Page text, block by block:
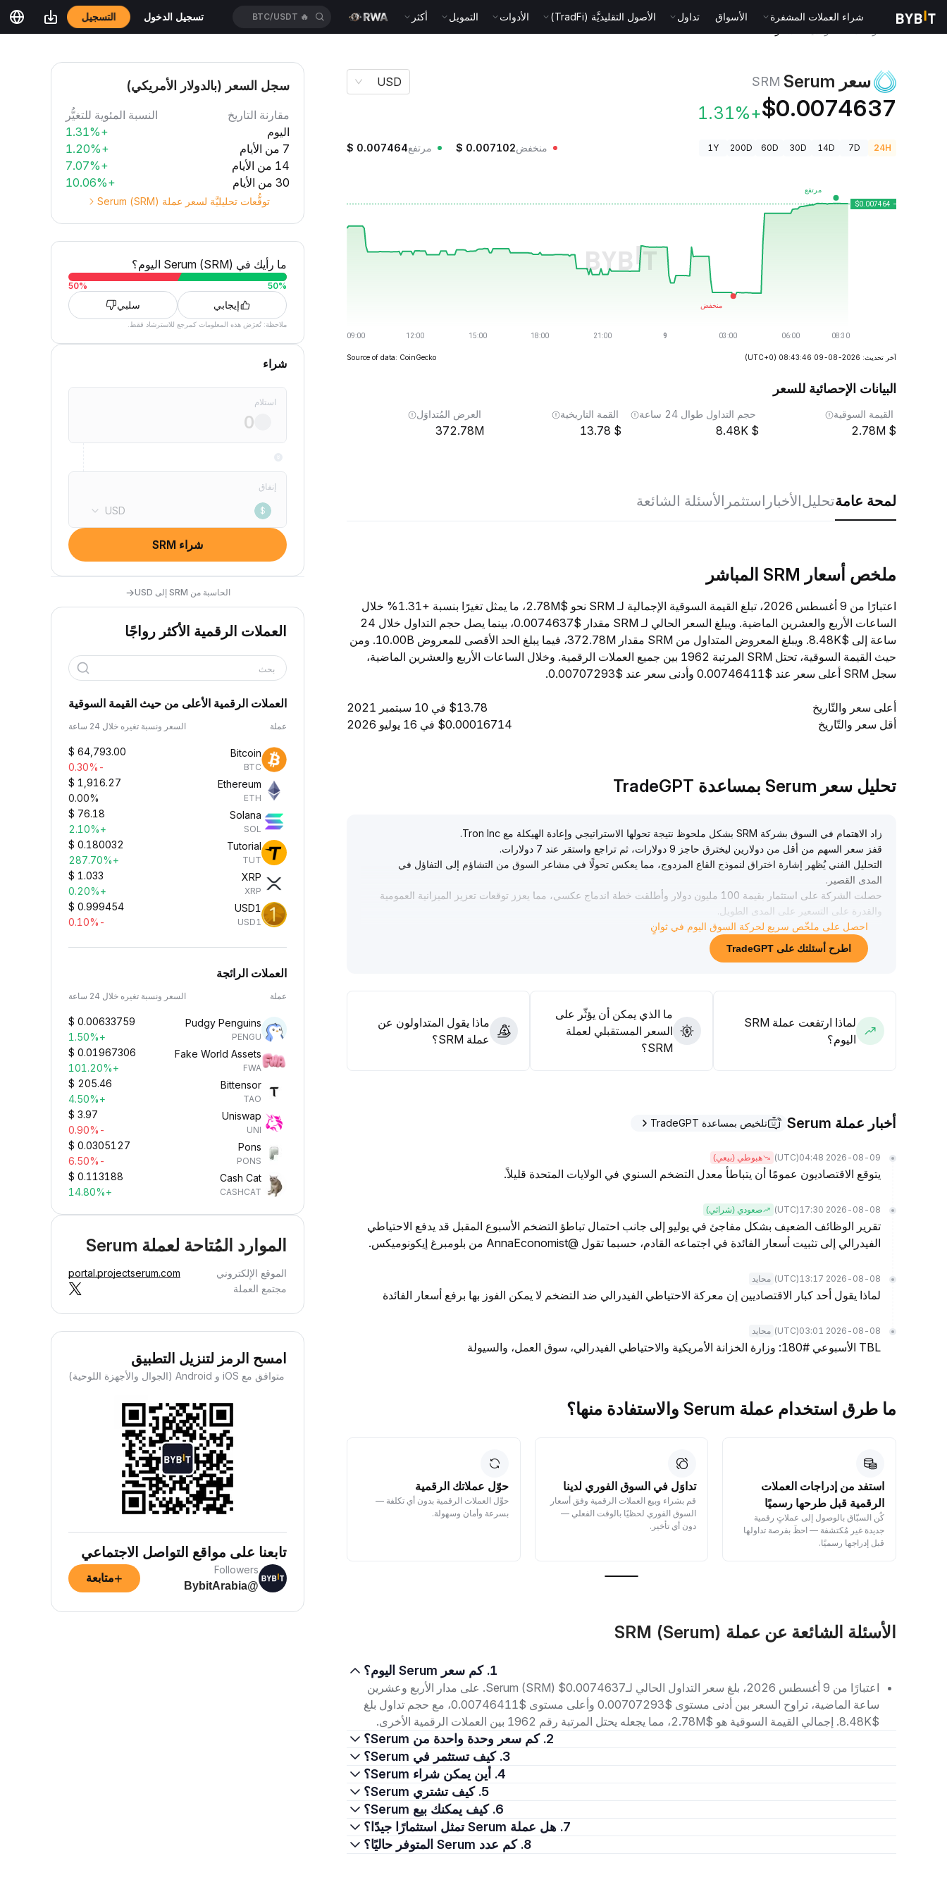
شراء العملات المشفرة الأسواق تداول الأصول التقليديَّة (TradFi) الأدوات التمويل أكثر 🔥
TUTUSDT تسجيل الدخول التسجيل
سعر Serum SRM
$0.0074637
+1.31%
USD
24H
7D
14D
30D
60D
200D
1Y منخفض $ 0.007102 مرتفع $ 0.007464
آخر تحديث: 2026-08-09 08:43:46 (UTC+0)
Source of data: CoinGecko
البيانات الإحصائية للسعر
القيمة السوقية
2.78M
حجم التداول طوال 24 ساعة
8.48K
القمة التاريخية
13.78
العرض المُتداوَل
372.78M
لمحة عامةتحليلالأخبار استثمر الأسئلة الشائعة
ملخص أسعار SRM المباشر
اعتبارًا من 9 أغسطس 2026، تبلغ القيمة السوقية الإجمالية لـ SRM نحو $2.78M، ما يمثل تغيرًا بنسبة +1.31% خلال
الساعات الأربع والعشرين الماضية. ويبلغ السعر الحالي لـ SRM مقدار $0.0074637، بينما يصل حجم التداول خلال 24
ساعة إلى $8.48K. ويبلغ المعروض المتداول من SRM مقدار 372.78M، فيما يبلغ الحد الأقصى للمعروض 10.00B. ومن
حيث القيمة السوقية، تحتل SRM المرتبة 1962 بين جميع العملات الرقمية. وخلال الساعات الأربع والعشرين الماضية،
سجل SRM أعلى سعر عند $0.00746411 وأدنى سعر عند $0.00707293.
أعلى سعر والتّاريخ
$13.78 في 10 سبتمبر 2021
أقل سعر والتّاريخ
$0.00016714 في 16 يوليو 2026
تحليل سعر Serum بمساعدة TradeGPT
زاد الاهتمام في السوق بشركة SRM بشكل ملحوظ نتيجة تحولها الاستراتيجي وإعادة الهيكلة مع Tron Inc
.
قفز سعر السهم من أقل من دولارين ليخترق حاجز 9 دولارات، ثم تراجع واستقر عند 7 دولارات
.
التحليل الفني يُظهر إشارة اختراق لنموذج القاع المزدوج، مما يعكس تحولًا في مشاعر السوق من التشاؤم إلى التفاؤل في
المدى القصير .
حصلت الشركة على استثمار بقيمة 100 مليون دولار وأطلقت خطة اندماج عكسي، مما يعزز توقعات تعزيز الميزانية العمومية
والقدرة على التسعير على المدى الطويل
ولكن، أدت أنشطة الاندماج المرتبطة بعائلة ترامب إلى زيادة مخاطر الامتثال، وينبغي الحذر من تأثيرات عدم اليقين التنظيمي
يُنصح المستثمرون، أثناء الاستفادة من تقلبات الأسعار قصيرة الأجل، بمتابعة قوة تنفيذ الاستراتيجيات المتوسطة والطويلة الأمد
وتطورات الامتثال التنظيمي
احصل على ملخّص سريع لحركة السوق اليوم في ثوانٍ
اطرح أسئلتك على TradeGPT
لماذا ارتفعت عملة SRM
اليوم؟
ما الذي يمكن أن يؤثّر على
السعر المستقبلي لعملة
SRM؟
ماذا يقول المتداولون عن
عملة SRM؟
أخبار عملة Serum تلخيص بمساعدة TradeGPT
2026-08-09 04:48
(UTC) هبوطي (بيعي)
يتوقع الاقتصاديون عمومًا أن يتباطأ معدل التضخم السنوي في الولايات المتحدة قليلاً.
2026-08-08 17:30
(UTC) صعودي (شرائي)
تقرير الوظائف الضعيف بشكل مفاجئ في يوليو إلى جانب احتمال تباطؤ التضخم الأسبوع المقبل قد يدفع الاحتياطي
الفيدرالي إلى تثبيت أسعار الفائدة في اجتماعه القادم، حسبما تقول @AnnaEconomist من بلومبرغ إيكونوميكس.
2026-08-08 13:17
(UTC) محايد
لماذا يقول أحد كبار الاقتصاديين إن معركة الاحتياطي الفيدرالي ضد التضخم لا يمكن الفوز بها برفع أسعار الفائدة
2026-08-08 03:01
(UTC) محايد
TBL الأسبوعي #180: وزارة الخزانة الأمريكية والاحتياطي الفيدرالي، سوق العمل، والسيولة
ما طرق استخدام عملة Serum والاستفادة منها؟
استفد من إدراجات العملات
الرقمية قبل طرحها رسميًا
كُن السبّاق بالوصول إلى عملاتٍ رقمية
جديدة غير مُكتشفة — احظَ بفرصة تداولها
قبل إدراجها رسميًا.
تداوَل في السوق الفوري لدينا
قم بشراء وبيع العملات الرقمية وفق أسعار
السوق الفوري لحظيًا بالوقت الفعلي —
دون أي تأخير.
حوّل عملاتك الرقمية
حوِّل العملات الرقمية بدون أي تكلفة —
بسرعة وأمان وسهولة.
اكسب العملات الرقمية كدخل
مكافآتك ستصل إليك وأنت مرتاح البال —
ما عليك سوى إيداع أموالك، واسترح وراقب
الأسئلة الشائعة عن عملة SRM (Serum)
1. كم سعر Serum اليوم؟
اعتبارًا من 9 أغسطس 2026، بلغ سعر التداول الحالي لـSerum (SRM) $0.0074637. على مدار الأربع وعشرين
ساعة الماضية، تراوح السعر بين أدنى مستوى $0.00707293 وأعلى مستوى $0.00746411، مع حجم تداول بلغ
$8.48K. إجمالي القيمة السوقية هو $2.78M، مما يجعله يحتل المرتبة رقم 1962 بين العملات الرقمية الأخرى.
2. كم سعر وحدة واحدة من Serum؟
3. كيف تستثمر في Serum؟
4. أين يمكن شراء Serum؟
5. كيف تشتري Serum؟
6. كيف يمكنك بيع Serum؟
7. هل عملة Serum تمثل استثمارًا جيدًا؟
8. كم عدد Serum المتوفر حاليًا؟
سجل السعر (بالدولار الأمريكي)
مقارنة التاريخ
النسبة المئوية للتغيُّر
اليوم
+1.31%
7 من الأيام
+1.20%
14 من الأيام
+7.07%
30 من الأيام
+10.06%
توقُّعات تحليليَّة لسعر عملة Serum (SRM)
ما رأيك في Serum (SRM) اليوم؟
50%
50%
إيجابي سلبي
ملاحظة: تُعرَض هذه المعلومات كمرجع للاسترشاد فقط.
شراء
استلام
إنفاق
$
USD
شراء SRM
الحاسبة من SRM إلى USD →
العملات الرقمية الأكثر رواجًا
بحث
العملات الرقمية الأعلى من حيث القيمة السوقية
عملة السعر ونسبة تغيره خلال 24 ساعة
Bitcoin
BTC
$ 64,793.00
-0.30%
Ethereum
ETH
$ 1,916.27
0.00%
Solana
SOL
$ 76.18
+2.10%
Tutorial
TUT
$ 0.180032
+287.70%
XRP
XRP
$ 1.033
+0.20%
USD1
USD1
$ 0.999454
-0.10%
العملات الرائجة
عملة السعر ونسبة تغيره خلال 24 ساعة
Pudgy Penguins
PENGU
$ 0.00633759
+1.50%
Fake World Assets
FWA
$ 0.01967306
+101.20%
Bittensor
TAO
$ 205.46
+4.50%
Uniswap
UNI
$ 3.97
-0.90%
Pons
PONS
$ 0.0305127
-6.50%
Cash Cat
CASHCAT
$ 0.113188
+14.80%
الموارد المُتاحة لعملة Serum
الموقع الإلكتروني
portal.projectserum.com
مجتمع العملة
امسح الرمز لتنزيل التطبيق
متوافق مع iOS و Android (الجوال والأجهزة اللوحية)
تابعنا على مواقع التواصل الاجتماعي
Followers
@BybitArabia
+متابعة